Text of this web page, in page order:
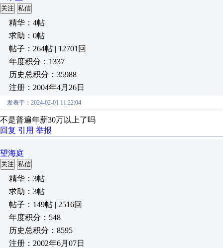
关注 私信
精华：4帖
求助：0帖
帖子：264帖 | 12701回
年度积分：1337
历史总积分：35988
注册：2004年4月26日
发表于：2024-02-01 11:22:04
不是普遍年薪30万以上了吗
回复 引用 举报
望海庭
关注 私信
精华：3帖
求助：3帖
帖子：149帖 | 2516回
年度积分：548
历史总积分：8595
注册：2002年6月07日